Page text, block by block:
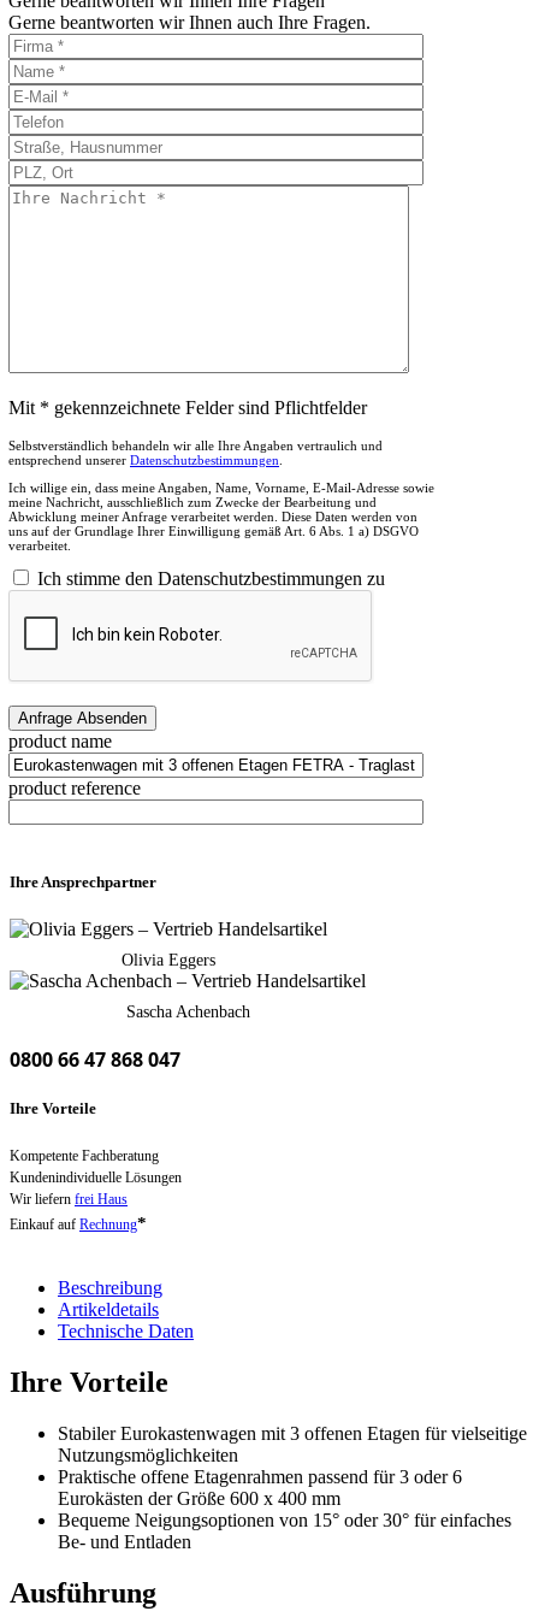
Gerne beantworten wir Ihnen auch Ihre Fragen.
Mit * gekennzeichnete Felder sind Pflichtfelder
Selbstverständlich behandeln wir alle Ihre Angaben vertraulich und
entsprechend unserer Datenschutzbestimmungen
Ich willige ein, dass meine Angaben, Name, Vorname, E-Mail-Adresse sowie
meine Nachricht, ausschließlich zum Zwecke der Bearbeitung und
Abwicklung meiner Anfrage verarbeitet werden. Diese Daten werden von
uns auf der Grundlage Ihrer Einwilligung gemäß Art. 6 Abs. 1 a) DSGVO
verarbeitet.
Ich stimme den Datenschutzbestimmungen zu
product name
product reference
Ihre Ansprechpartner
Olivia Eggers
Sascha Achenbach
0800 66 47 868 047
Ihre Vorteile
Kompetente Fachberatung
Kundenindividuelle Lösungen
Wir liefern frei Haus
Einkauf auf Rechnung*
Beschreibung
Artikeldetails
Technische Daten
Ihre Vorteile
Stabiler Eurokastenwagen mit 3 offenen Etagen für vielseitige
Nutzungsmöglichkeiten
Praktische offene Etagenrahmen passend für 3 oder 6
Eurokästen der Größe 600 x 400 mm
Bequeme Neigungsoptionen von 15° oder 30° für einfaches
Be- und Entladen
Ausführung